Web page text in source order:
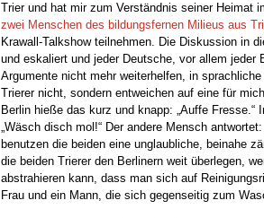
Trier und hat mir zum Verständnis seiner Heimat
zwei Menschen des bildungsfernen Milieus aus
Krawall-Talkshow teilnehmen. Die Diskussion in
und eskaliert und jeder Deutsche, vor allem jeder
Argumente nicht mehr weiterhelfen, in
Trierer nicht, sondern entweichen auf eine für
Berlin hieße das kurz und knapp: „Auffe Fresse.“
„Wäsch disch mol!“ Der andere Mensch
benutzen die beiden eine unglaubliche, beinahe
die beiden Trierer den Berlinern weit überlegen,
abstrahieren kann, dass man sich auf
Frau und ein Mann, die sich gegenseitig zum